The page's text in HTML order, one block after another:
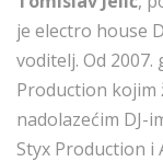
je electro house
voditelj. Od
Production
nadolazećim DJ-
Styx Production i